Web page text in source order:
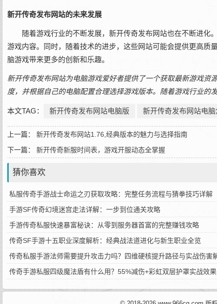
新开传奇发布网站的未来发展
随着游戏行业的不断发展，新开传奇发布网站也在不断进
游戏内容。同时，随着技术的进步，这些网站可能会提供更高质
脑游戏带来更多的创新和乐趣。
新开传奇发布网站为电脑游戏爱好者提供了一个获取最新游戏
度，并根据自己的电脑配置合理选择游戏版本。随着游戏行业
本文TAG： 新开传奇发布网站电脑版 新开传奇发布网站电
上一篇： 新开传奇发布网站1.76,经典版本的魅力与选择指南
下一篇： 新开传奇新服时间表，游戏开服动态全掌握
猜你喜欢
私服传奇手游战士命运之刃获取攻略：完整任务流程与猜拳技巧详解
手游SF传奇幻境迷宫走法详解：一步到位通关攻略
手游传奇私服快速暴富秘诀：从零到服务器首富的完整赚钱攻略
传奇SF手游十五职业深度解析：经典战法道进化与新生职业全览
传奇私服手游法师需要提升攻击力吗？四维硬核提升路径与实战伤害
传奇手游私服四级魔法盾有什么用？55%减伤+彩虹双层护罩实战效